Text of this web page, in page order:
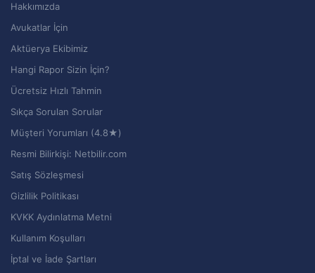
Hakkımızda
Avukatlar İçin
Aktüerya Ekibimiz
Hangi Rapor Sizin İçin?
Ücretsiz Hızlı Tahmin
Sıkça Sorulan Sorular
Müşteri Yorumları (4.8★)
Resmi Bilirkişi: Netbilir.com
Satış Sözleşmesi
Gizlilik Politikası
KVKK Aydınlatma Metni
Kullanım Koşulları
İptal ve İade Şartları